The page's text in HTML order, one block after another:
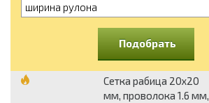
ширина рулона
Подобрать
Сетка рабица 20x20
мм, проволока 1.6 мм,